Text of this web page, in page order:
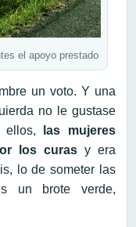
el apoyo prestado
un voto. Y una
no le gustase
ellos,
las mujeres
los curas y era
lo de someter las
un brote verde,